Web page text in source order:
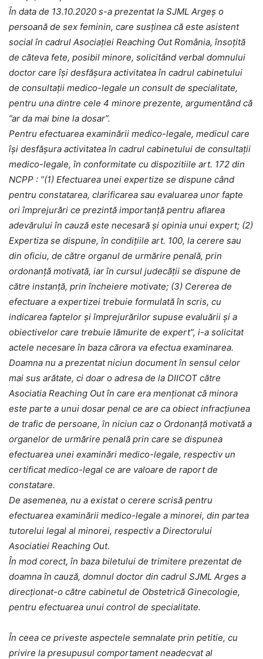
În data de 13.10.2020 s-a prezentat la SJML Argeș o
persoană de sex feminin, care susținea că este asistent
social în cadrul Asociației Reaching Out România, însoțită
de căteva fete, posibil minore, solicitând verbal domnului
doctor care își desfășura activitatea în cadrul cabinetului
de consultații medico-legale un consult de specialitate,
pentru una dintre cele 4 minore prezente, argumentând că
”ar da mai bine la dosar”.
Pentru efectuarea examinării medico-legale, medicul care
își desfășura activitatea în cadrul cabinetului de consultații
medico-legale, în conformitate cu dispozitiile art. 172 din
NCPP : ”(1) Efectuarea unei expertize se dispune când
pentru constatarea, clarificarea sau evaluarea unor fapte
ori împrejurări ce prezintă importanţă pentru aflarea
adevărului în cauză este necesară şi opinia unui expert; (2)
Expertiza se dispune, în condiţiile art. 100, la cerere sau
din oficiu, de către organul de urmărire penală, prin
ordonanţă motivată, iar în cursul judecăţii se dispune de
către instanţă, prin încheiere motivate; (3) Cererea de
efectuare a expertizei trebuie formulată în scris, cu
indicarea faptelor şi împrejurărilor supuse evaluării şi a
obiectivelor care trebuie lămurite de expert”, i-a solicitat
actele necesare în baza cărora va efectua examinarea.
Doamna nu a prezentat niciun document în sensul celor
mai sus arătate, ci doar o adresa de la DIICOT către
Asociatia Reaching Out în care era menționat că minora
este parte a unui dosar penal ce are ca obiect infracțiunea
de trafic de persoane, în niciun caz o Ordonanță motivată a
organelor de urmărire penală prin care se dispunea
efectuarea unei examinări medico-legale, respectiv un
certificat medico-legal ce are valoare de raport de
constatare.
De asemenea, nu a existat o cerere scrisă pentru
efectuarea examinării medico-legale a minorei, din partea
tutorelui legal al minorei, respectiv a Directorului
Asociatiei Reaching Out.
În mod corect, în baza biletului de trimitere prezentat de
doamna în cauză, domnul doctor din cadrul SJML Arges a
direcționat-o către cabinetul de Obstetrică Ginecologie,
pentru efectuarea unui control de specialitate.
În ceea ce priveste aspectele semnalate prin petitie, cu
privire la presupusul comportament neadecvat al